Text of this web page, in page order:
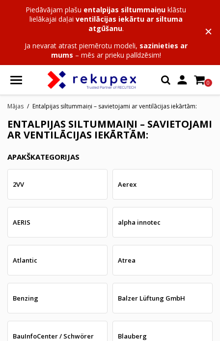
Piedāvājam plašu entalpijas siltummaiņu klāstu
lielākajai daļai ventilācijas iekārtu ar siltuma
atgūšanu.
Ja nevarat atrast piemērotu modeli, sazinieties ar
mums – mēs ar prieku palīdzēsim!
 0
Mājas Entalpijas siltummaiņi – savietojami ar ventilācijas iekārtām:
ENTALPIJAS SILTUMMAIŅI – SAVIETOJAMI
AR VENTILĀCIJAS IEKĀRTĀM:
APAKŠKATEGORIJAS
2VV Aerex
AERIS alpha innotec
Atlantic Atrea
Benzing Balzer Lüftung GmbH
BauInfoCenter / Schwörer Blauberg